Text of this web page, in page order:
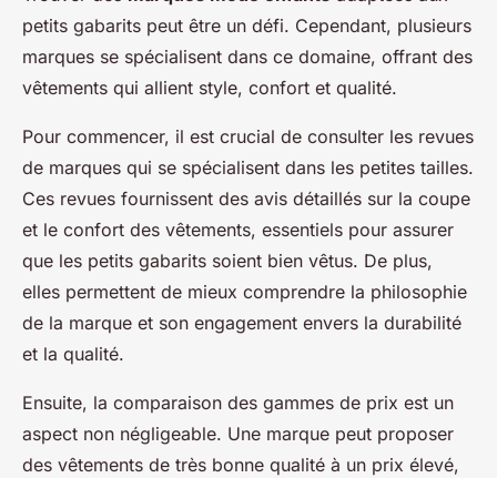
petits gabarits peut être un défi. Cependant, plusieurs
marques se spécialisent dans ce domaine, offrant des
vêtements qui allient style, confort et qualité.
Pour commencer, il est crucial de consulter les revues
de marques qui se spécialisent dans les petites tailles.
Ces revues fournissent des avis détaillés sur la coupe
et le confort des vêtements, essentiels pour assurer
que les petits gabarits soient bien vêtus. De plus,
elles permettent de mieux comprendre la philosophie
de la marque et son engagement envers la durabilité
et la qualité.
Ensuite, la comparaison des gammes de prix est un
aspect non négligeable. Une marque peut proposer
des vêtements de très bonne qualité à un prix élevé,